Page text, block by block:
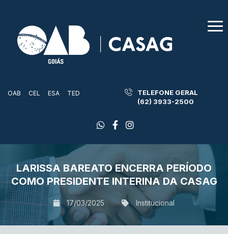
OAB CEL ESA TED
TELEFONE GERAL
(62) 3933-2500
LARISSA BAREATO ENCERRA PERÍODO
COMO PRESIDENTE INTERINA DA CASAG
17/03/2025 Institucional